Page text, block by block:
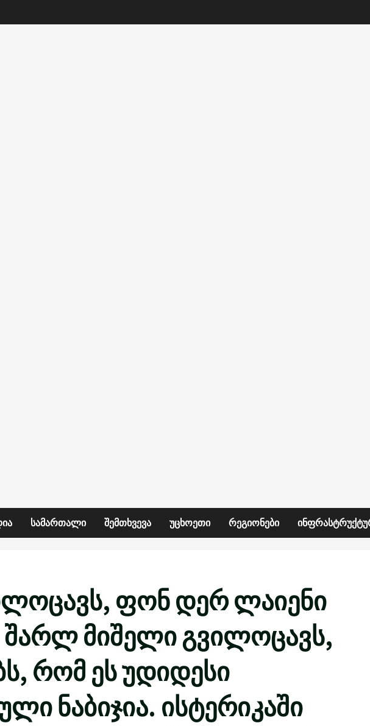
ᲡᲐᲛᲐᲠᲗᲐᲚᲘ ᲨᲔᲛᲗᲮᲕᲔᲕᲐ ᲣᲪᲮᲝᲔᲗᲘ ᲠᲔᲒᲘᲝᲜᲔᲑᲘ
ფონ დერ ლაიენი
მიშელი გვილოცავს,
რომ ეს უდიდესი
ნაბიჯია. ისტერიკაში